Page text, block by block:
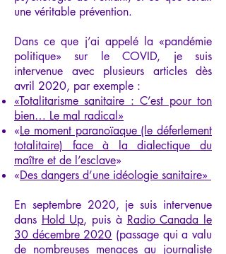
une véritable prévention.
Dans ce que j’ai appelé la «pandémie
politique» sur le COVID, je suis
intervenue avec plusieurs articles dès
avril 2020, par exemple :
«Totalitarisme sanitaire : C’est pour ton
bien… Le mal radical»
«Le moment paranoïaque (le déferlement
totalitaire) face à la dialectique du
maître et de l’esclave»
«Des dangers d’une idéologie sanitaire»
En septembre 2020, je suis intervenue
dans Hold Up, puis à Radio Canada le
30 décembre 2020 (passage qui a valu
de nombreuses menaces au journaliste